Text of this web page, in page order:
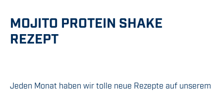
MOJITO PROTEIN SHAKE
REZEPT
Jeden Monat haben wir tolle neue Rezepte auf unserem